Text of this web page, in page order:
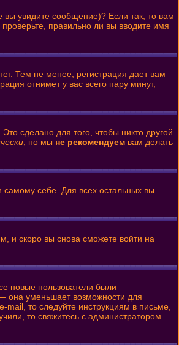
вы увидите сообщение)? Если так, то вам
правильно ли вы вводите имя
Тем не менее, регистрация дает вам
отнимет у вас всего пару минут,
сделано для того, чтобы никто другой
, но мы не рекомендуем вам делать
самому себе. Для всех остальных вы
и скоро вы снова сможете войти на
новые пользователи были
она уменьшает возможности для
то следуйте инструкциям в письме,
то свяжитесь с администратором